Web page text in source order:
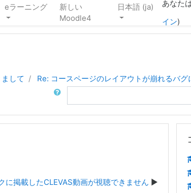
eラーニング
新しい
Moodle4
日本語 ‎(ja)‎ あなた
イン)
して Re: コースページのレイアウトが崩れるバグ
に掲載したCLEVAS動画が視聴できません